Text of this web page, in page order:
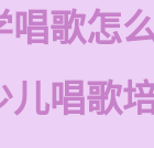
唱歌怎
儿唱歌